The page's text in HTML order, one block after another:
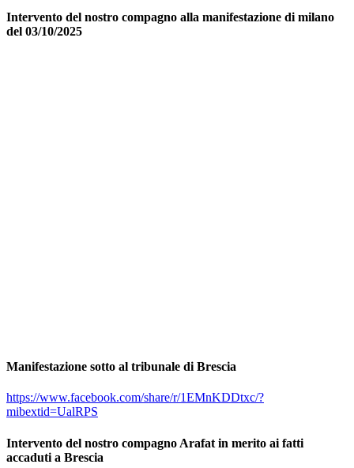
Intervento del nostro compagno alla manifestazione di milano
del 03/10/2025
Manifestazione sotto al tribunale di Brescia
https://www.facebook.com/share/r/1EMnKDDtxc/?
mibextid=UalRPS
Intervento del nostro compagno Arafat in merito ai fatti
accaduti a Brescia